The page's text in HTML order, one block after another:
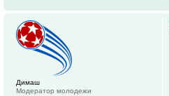
Димаш
Модератор молодежи